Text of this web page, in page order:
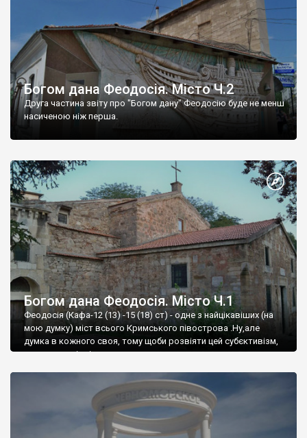
Богом дана Феодосія. Місто Ч.2
Друга частина звіту про "Богом дану" Феодосію буде не менш
насиченою ніж перша.
Богом дана Феодосія. Місто Ч.1
Феодосія (Кафа-12 (13) -15 (18) ст) - одне з найцікавіших (на
мою думку) міст всього Кримського півострова .Ну,але
думка в кожного своя, тому щоби розвіяти цей субєктивізм,
запрошую відвідати це